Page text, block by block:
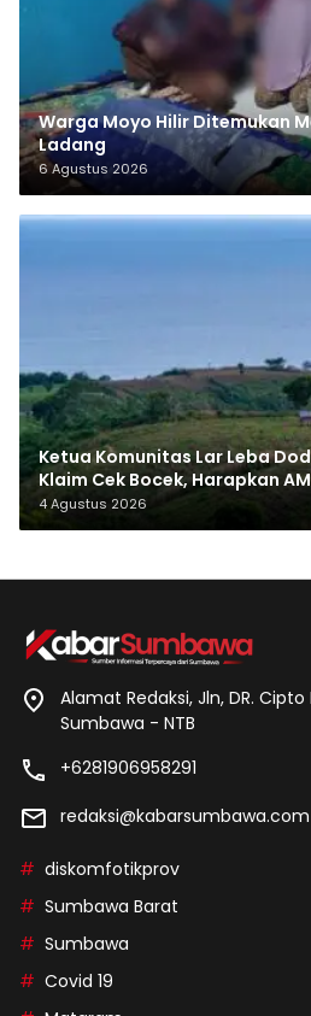
Warga Moyo Hilir Ditemukan
Ladang
6 Agustus 2026
Ketua Komunitas Lar Leba
Klaim Cek Bocek, Harapkan
Makam Leluhur
4 Agustus 2026
Alamat Redaksi, Jln, DR.
Sumbawa - NTB
+6281906958291
redaksi@kabarsumbawa.com
diskomfotikprov
Sumbawa Barat
Sumbawa
Covid 19